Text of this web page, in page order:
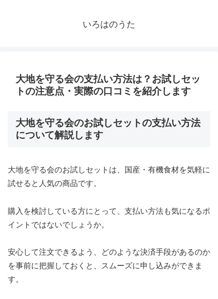
いろはのうた
大地を守る会の支払い方法は？お試しセッ
トの注意点・実際の口コミを紹介します
大地を守る会のお試しセットの支払い方法
について解説します
大地を守る会のお試しセットは、国産・有機食材を気軽に
試せると人気の商品です。
購入を検討している方にとって、支払い方法も気になるポ
イントではないでしょうか。
安心して注文できるよう、どのような決済手段があるのか
を事前に把握しておくと、スムーズに申し込みができま
す。